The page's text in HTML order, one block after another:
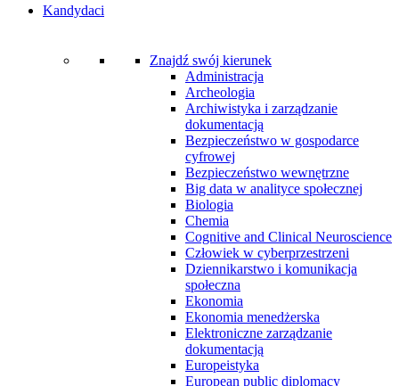
Kandydaci
Znajdź swój kierunek
Administracja
Archeologia
Archiwistyka i zarządzanie
dokumentacją
Bezpieczeństwo w gospodarce
cyfrowej
Bezpieczeństwo wewnętrzne
Big data w analityce społecznej
Biologia
Chemia
Cognitive and Clinical Neuroscience
Człowiek w cyberprzestrzeni
Dziennikarstwo i komunikacja
społeczna
Ekonomia
Ekonomia menedżerska
Elektroniczne zarządzanie
dokumentacją
Europeistyka
European public diplomacy